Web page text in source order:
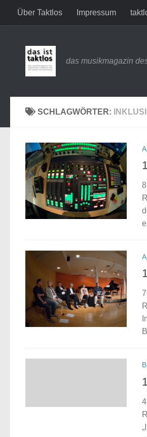
Zum Inhalt springen
Über Taktlos Impressum
das musikmagazin
SCHLAGWÖRTER: